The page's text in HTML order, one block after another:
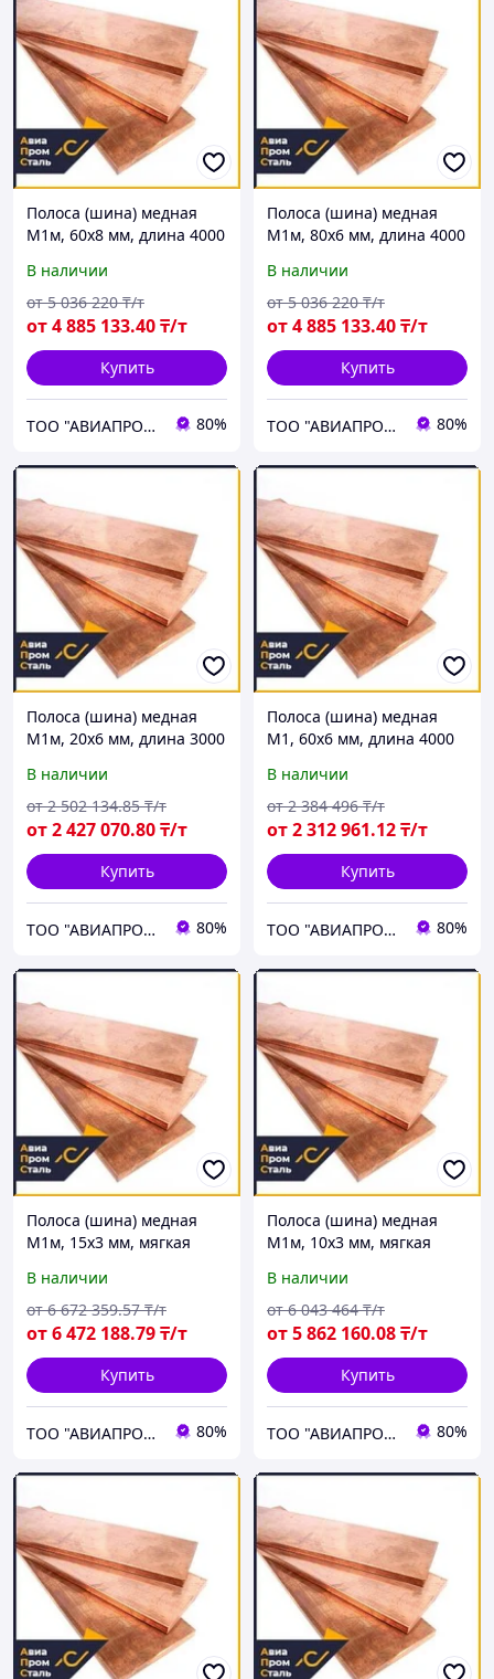
Полоса (шина) медная
М1м, 60х8 мм, длина 4000
В наличии
от4 885 133.40₸/т
от 5 036 220 ₸/т
Купить
ТОО "АВИАПРОМСТАЛЬ" 80%
Полоса (шина) медная
М1м, 80х6 мм, длина 4000
В наличии
от4 885 133.40₸/т
от 5 036 220 ₸/т
Купить
ТОО "АВИАПРОМСТАЛЬ" 80%
Полоса (шина) медная
М1м, 20х6 мм, длина 3000
В наличии
от2 427 070.80₸/т
от 2 502 134.85 ₸/т
Купить
ТОО "АВИАПРОМСТАЛЬ" 80%
Полоса (шина) медная
М1, 60х6 мм, длина 4000
В наличии
от2 312 961.12₸/т
от 2 384 496 ₸/т
Купить
ТОО "АВИАПРОМСТАЛЬ" 80%
Полоса (шина) медная
М1м, 15х3 мм, мягкая
В наличии
от6 472 188.79₸/т
от 6 672 359.57 ₸/т
Купить
ТОО "АВИАПРОМСТАЛЬ" 80%
Полоса (шина) медная
М1м, 10х3 мм, мягкая
В наличии
от5 862 160.08₸/т
от 6 043 464 ₸/т
Купить
ТОО "АВИАПРОМСТАЛЬ" 80%